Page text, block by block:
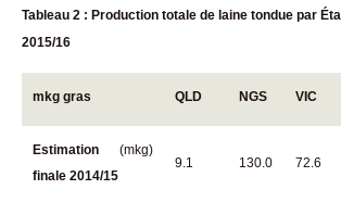
Tableau 2 : Production totale de laine tondue par
2015/16
mkg gras QLD NGS VIC
Estimation
finale 2014/15
(mkg)
9.1
130.0 72.6